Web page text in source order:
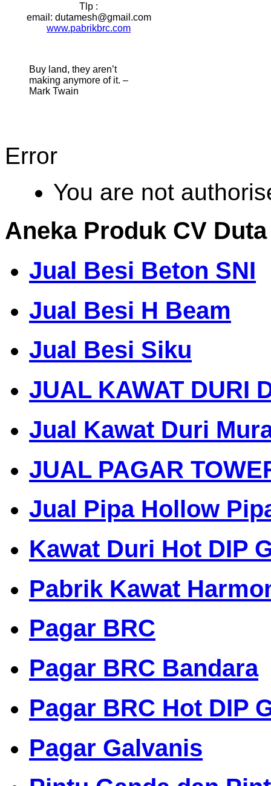
Tlp :
email: dutamesh@gmail.com
www.pabrikbrc.com
Buy land, they aren’t
making anymore of it. –
Mark Twain
Error
You are not
Aneka Produk CV
Jual Besi Beton SNI
Jual Besi H Beam
Jual Besi Siku
JUAL KAWAT DURI
Jual Kawat Duri
JUAL PAGAR
Jual Pipa Hollow
Kawat Duri Hot DIP
Pabrik Kawat
Pagar BRC
Pagar BRC Bandara
Pagar BRC Hot DIP
Pagar Galvanis